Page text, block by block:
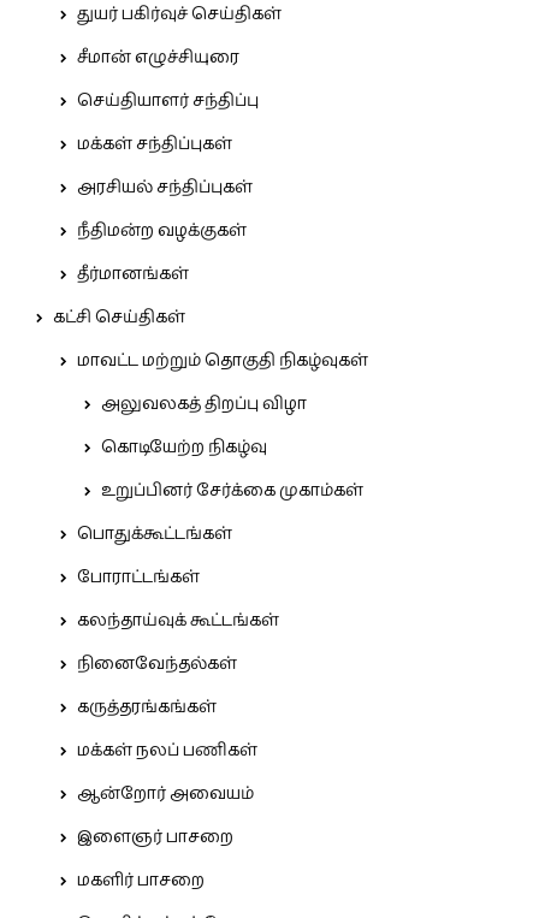
துயர் பகிர்வுச் செய்திகள்
சீமான் எழுச்சியுரை
செய்தியாளர் சந்திப்பு
மக்கள் சந்திப்புகள்
அரசியல் சந்திப்புகள்
நீதிமன்ற வழக்குகள்
தீர்மானங்கள்
கட்சி செய்திகள்
மாவட்ட மற்றும் தொகுதி நிகழ்வுகள்
அலுவலகத் திறப்பு விழா
கொடியேற்ற நிகழ்வு
உறுப்பினர் சேர்க்கை முகாம்கள்
பொதுக்கூட்டங்கள்
போராட்டங்கள்
கலந்தாய்வுக் கூட்டங்கள்
நினைவேந்தல்கள்
கருத்தரங்கங்கள்
மக்கள் நலப் பணிகள்
ஆன்றோர் அவையம்
இளைஞர் பாசறை
மகளிர் பாசறை